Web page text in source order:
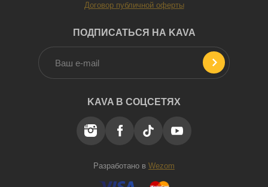
Творческие мастер-классы: совместное
уроки танца — создайте что-то вместе, что
останется с вами навсегда!
Фотосессия Love Story — чтобы каждый
влюбленный взгляд был запечатлен.
Массажи и СПА-уход: шоколадное
обертывание — приятная забота о теле для
Романтические свидания: арт-свидание, вечер
— все, чтобы сердце билось чаще.
Экстрим для двоих: квадротуры, поездки на
Договор публичной оферты
ПОДПИСАТЬСЯ НА KAVA
KAVA В СОЦСЕТЯХ
Разработано в Wezom